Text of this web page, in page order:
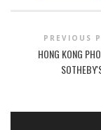
PREVIOUS
HONG KONG